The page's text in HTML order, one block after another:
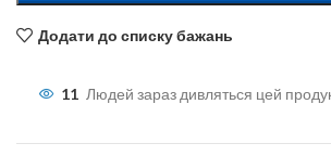
Додати до списку бажань
11 Людей зараз дивляться цей